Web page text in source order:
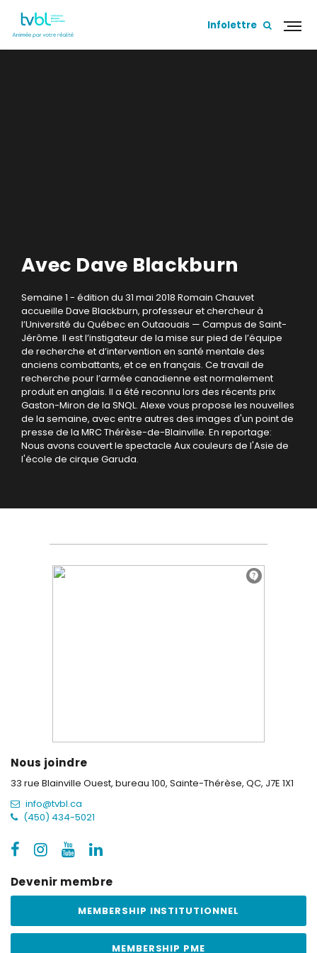
Infolettre
Avec Dave Blackburn
Semaine 1 - édition du 31 mai 2018 Romain Chauvet
accueille Dave Blackburn, professeur et chercheur à
l’Université du Québec en Outaouais — Campus de Saint-
Jérôme. Il est l’instigateur de la mise sur pied de l’équipe
de recherche et d’intervention en santé mentale des
anciens combattants, et ce en français. Ce travail de
recherche pour l’armée canadienne est normalement
produit en anglais. Il a été reconnu lors des récents prix
Gaston-Miron de la SNQL. Alexe vous propose les nouvelles
de la semaine, avec entre autres des images d'un point de
presse de la MRC Thérèse-de-Blainville. En reportage:
Nous avons couvert le spectacle Aux couleurs de l'Asie de
l'école de cirque Garuda.
Nous joindre
33 rue Blainville Ouest, bureau 100, Sainte-Thérèse, QC, J7E 1X1
info@tvbl.ca
(450) 434-5021
Devenir membre
MEMBERSHIP INSTITUTIONNEL
MEMBERSHIP PME